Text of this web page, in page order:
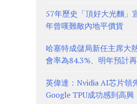
57年歷史「頂好大光麵
年曾嘆難敵內地平價貨
哈塞特成儲局新任主席
會率為84.3%、明年預計
英偉達：Nvidia AI芯片
Google TPU成功感到高興